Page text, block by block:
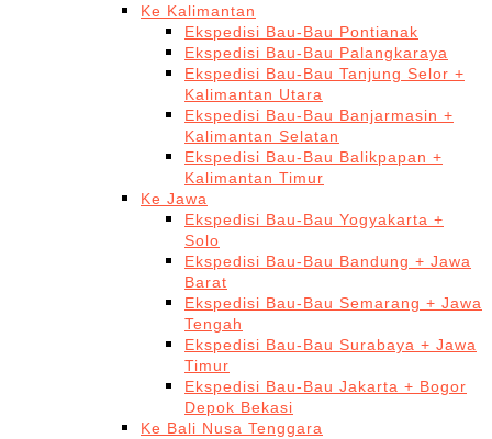
Ke Kalimantan
Ekspedisi Bau-Bau Pontianak
Ekspedisi Bau-Bau Palangkaraya
Ekspedisi Bau-Bau Tanjung Selor +
Kalimantan Utara
Ekspedisi Bau-Bau Banjarmasin +
Kalimantan Selatan
Ekspedisi Bau-Bau Balikpapan +
Kalimantan Timur
Ke Jawa
Ekspedisi Bau-Bau Yogyakarta +
Solo
Ekspedisi Bau-Bau Bandung + Jawa
Barat
Ekspedisi Bau-Bau Semarang + Jawa
Tengah
Ekspedisi Bau-Bau Surabaya + Jawa
Timur
Ekspedisi Bau-Bau Jakarta + Bogor
Depok Bekasi
Ke Bali Nusa Tenggara